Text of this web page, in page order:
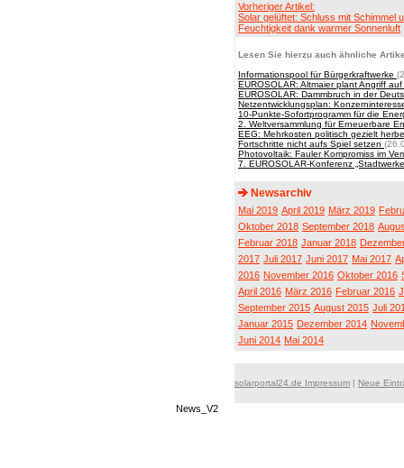
Vorheriger Artikel:
Solar gelüftet: Schluss mit Schimmel
Feuchtigkeit dank warmer Sonnenluft
Lesen Sie hierzu auch ähnliche
Informationspool für Bürgerkraftwerke
EUROSOLAR: Altmaier plant Angriff
EUROSOLAR: Dammbruch in der
Netzentwicklungsplan:
10-Punkte-Sofortprogramm für die
2. Weltversammlung für Erneuerbare
EEG: Mehrkosten politisch gezielt
Fortschritte nicht aufs Spiel setzen
Photovoltaik: Fauler Kompromiss im
7. EUROSOLAR-Konferenz
Newsarchiv
Mai 2019 April 2019 März 2019
Oktober 2018 September 2018
Februar 2018 Januar 2018
2017 Juli 2017 Juni 2017 Mai 2017
2016 November 2016 Oktober 2016
April 2016 März 2016 Februar 2016
September 2015 August 2015 Juli
Januar 2015 Dezember 2014
Juni 2014 Mai 2014
solarportal24.de Impressum | Neue
News_V2